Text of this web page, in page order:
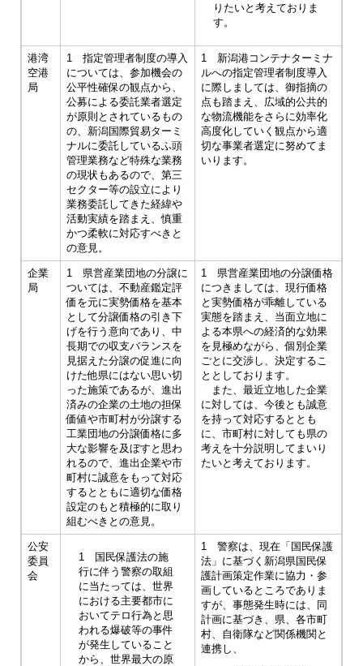
りたいと考えておりま
す。
港湾
空港
局
1 指定管理者制度の導入
については、参加機会の
公平性確保の観点から、
公募による委託業者選定
が原則とされているもの
の、新潟国際貿易ターミ
ナルに委託しているふ頭
管理業務など特殊な業務
の現状もあるので、第三
セクター等の設立により
業務委託してきた経緯や
活動実績を踏まえ、慎重
かつ柔軟に対応すべきと
の意見。
1 新潟港コンテナターミナ
ルへの指定管理者制度導入
に際しましては、御指摘の
点も踏まえ、広域的公共的
な物流機能をさらに効率化
高度化していく観点から適
切な事業者選定に努めてま
いります。
企業
局
1 県営産業団地の分譲に
ついては、不動産鑑定評
価を元に実勢価格を基本
として分譲価格の引き下
げを行う意向であり、中
長期での収支バランスを
見据えた分譲の促進に向
けた他県にはない思い切
った施策であるが、進出
済みの企業の土地の担保
価値や市町村が分譲する
工業団地の分譲価格に多
大な影響を及ぼすと思わ
れるので、進出企業や市
町村に誠意をもって対応
するとともに適切な価格
設定のもと積極的に取り
組むべきとの意見。
1 県営産業団地の分譲価格
につきましては、現行価格
と実勢価格が乖離している
実態を踏まえ、当面立地に
よる本県への経済的な効果
を見極めながら、個別企業
ごとに交渉し、決定するこ
ととしております。
また、最近立地した企業
に対しては、今後とも誠意
を持って対応するととも
に、市町村に対しても県の
考えを十分説明してまいり
たいと考えております。
公安
委員
会
1 国民保護法の施
行に伴う警察の取組
に当たっては、世界
における主要都市に
おいてテロ行為と思
われる爆破等の事件
が発生していること
から、世界最大の原
1 警察は、現在「国民保護
法」に基づく新潟県国民保
護計画策定作業に協力・参
画しているところでありま
すが、事態発生時には、同
計画に基づき、県、各市町
村、自衛隊など関係機関と
連携し、